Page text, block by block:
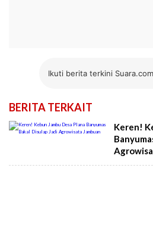
Ikuti berita terkini
BERITA TERKAIT
Keren!